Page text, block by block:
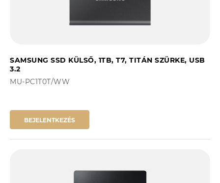
SAMSUNG SSD KÜLSŐ, 1TB, T7, TITÁN SZÜRKE, USB
3.2
MU-PC1T0T/WW
BEJELENTKEZÉS